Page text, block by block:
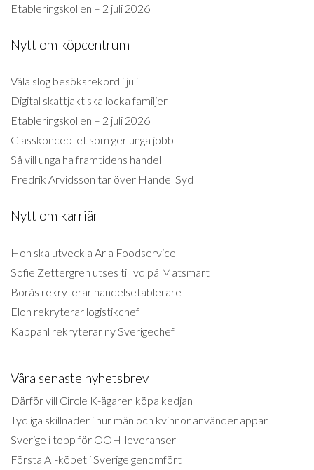
Etableringskollen – 2 juli 2026
Nytt om köpcentrum
Väla slog besöksrekord i juli
Digital skattjakt ska locka familjer
Etableringskollen – 2 juli 2026
Glasskonceptet som ger unga jobb
Så vill unga ha framtidens handel
Fredrik Arvidsson tar över Handel Syd
Nytt om karriär
Hon ska utveckla Arla Foodservice
Sofie Zettergren utses till vd på Matsmart
Borås rekryterar handelsetablerare
Elon rekryterar logistikchef
Kappahl rekryterar ny Sverigechef
Våra senaste nyhetsbrev
Därför vill Circle K-ägaren köpa kedjan
Tydliga skillnader i hur män och kvinnor använder appar
Sverige i topp för OOH-leveranser
Första AI-köpet i Sverige genomfört